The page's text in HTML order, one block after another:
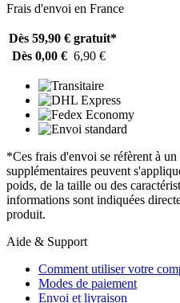
Frais d'envoi en France
Dès 59,90 € gratuit*
Dès 0,00 € 6,90 €
*Ces frais d'envoi se réfèrent à
supplémentaires peuvent
poids, de la taille ou des
informations sont indiquées
produit.
Aide & Support
Comment utiliser votre
Modes de paiement
Envoi et livraison